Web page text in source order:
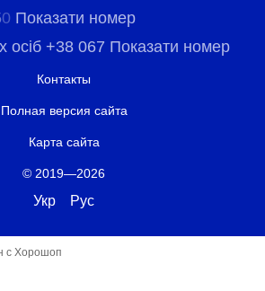
0 Показати номер
осіб +38 067 Показати номер
Контакты
Полная версия сайта
Карта сайта
© 2019—2026
Укр Рус
с Хорошоп